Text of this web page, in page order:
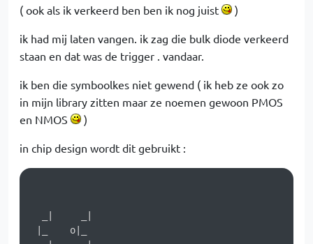
( ook als ik verkeerd ben ben ik nog juist
)
ik had mij laten vangen. ik zag die bulk diode verkeerd
staan en dat was de trigger . vandaar.
ik ben die symboolkes niet gewend ( ik heb ze ook zo
in mijn library zitten maar ze noemen gewoon PMOS
en NMOS
)
in chip design wordt dit gebruikt :
|_    o|_